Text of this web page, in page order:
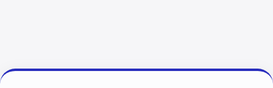
ilbet girişvdcasino girişbetexper